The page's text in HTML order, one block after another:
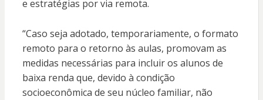
e estratégias por via remota.
“Caso seja adotado, temporariamente, o formato
remoto para o retorno às aulas, promovam as
medidas necessárias para incluir os alunos de
baixa renda que, devido à condição
socioeconômica de seu núcleo familiar, não